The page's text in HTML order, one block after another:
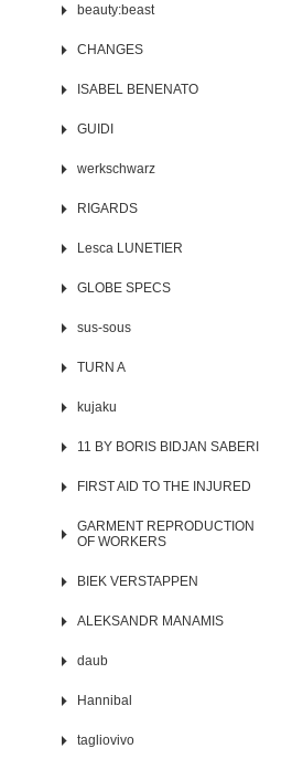
beauty:beast
CHANGES
ISABEL BENENATO
GUIDI
werkschwarz
RIGARDS
Lesca LUNETIER
GLOBE SPECS
sus-sous
TURN A
kujaku
11 BY BORIS BIDJAN SABERI
FIRST AID TO THE INJURED
GARMENT REPRODUCTION
OF WORKERS
BIEK VERSTAPPEN
ALEKSANDR MANAMIS
daub
Hannibal
tagliovivo